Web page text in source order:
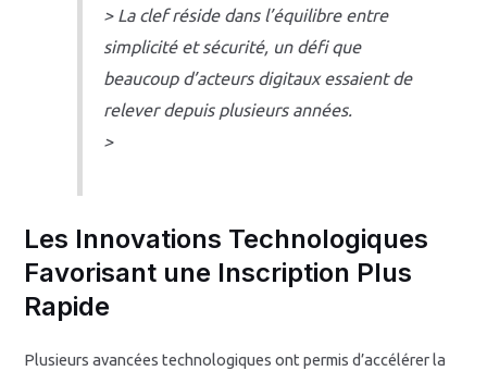
> La clef réside dans l’équilibre entre
simplicité et sécurité, un défi que
beaucoup d’acteurs digitaux essaient de
relever depuis plusieurs années.
>
Les Innovations Technologiques
Favorisant une Inscription Plus
Rapide
Plusieurs avancées technologiques ont permis d’accélérer la